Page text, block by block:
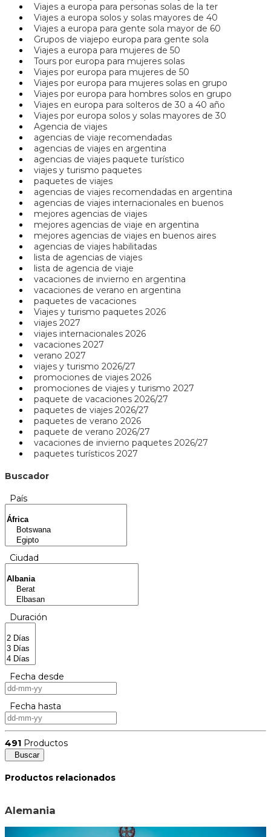
Viajes a europa para personas solas de la ter
Viajes a europa solos y solas mayores de 40
Viajes a europa para gente sola mayor de 60
Grupos de viajepo europa para gente sola
Viajes a europa para mujeres de 50
Tours por europa para mujeres solas
Viajes por europa para mujeres de 50
Viajes por europa para mujeres solas en grupo
Viajes por europa para hombres solos en grupo
Viajes en europa para solteros de 30 a 40 año
Viajes por europa solos y solas mayores de 30
Agencia de viajes
agencias de viaje recomendadas
agencias de viajes en argentina
agencias de viajes paquete turístico
viajes y turismo paquetes
paquetes de viajes
agencias de viajes recomendadas en argentina
agencias de viajes internacionales en buenos
mejores agencias de viajes
mejores agencias de viaje en argentina
mejores agencias de viajes en buenos aires
agencias de viajes habilitadas
lista de agencias de viajes
lista de agencia de viaje
vacaciones de invierno en argentina
vacaciones de verano en argentina
paquetes de vacaciones
Viajes y turismo paquetes 2026
viajes 2027
viajes internacionales 2026
vacaciones 2027
verano 2027
viajes y turismo 2026/27
promociones de viajes 2026
promociones de viajes y turismo 2027
paquete de vacaciones 2026/27
paquetes de viajes 2026/27
paquetes de verano 2026
paquete de verano 2026/27
vacaciones de invierno paquetes 2026/27
paquetes turísticos 2027
Buscador
País
Ciudad
Duración
Fecha desde
Fecha hasta
491 Productos
Buscar
Productos relacionados
Alemania